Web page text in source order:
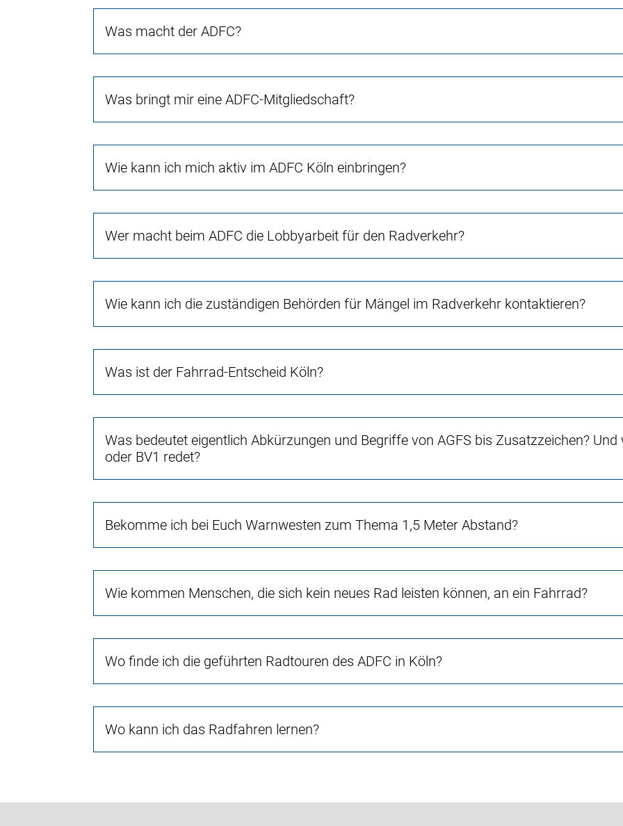
Was macht der ADFC?
Was bringt mir eine ADFC-Mitgliedschaft?
Wie kann ich mich aktiv im ADFC Köln einbringen?
Wer macht beim ADFC die Lobbyarbeit für den Radverkehr?
Wie kann ich die zuständigen Behörden für Mängel im Radverkehr kontaktieren?
Was ist der Fahrrad-Entscheid Köln?
Was bedeutet eigentlich Abkürzungen und Begriffe von AGFS bis Zusatzzeichen?
oder BV1 redet?
Bekomme ich bei Euch Warnwesten zum Thema 1,5 Meter Abstand?
Wie kommen Menschen, die sich kein neues Rad leisten können, an ein Fahrrad?
Wo finde ich die geführten Radtouren des ADFC in Köln?
Wo kann ich das Radfahren lernen?